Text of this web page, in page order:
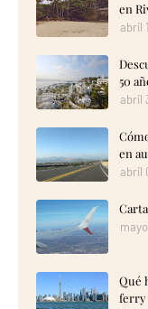
en
abril
50
abril
en
abril
Qué
ferry